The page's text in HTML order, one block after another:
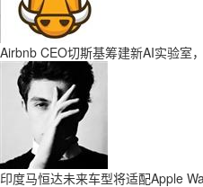
Airbnb CEO切斯基筹建新AI实验室
印度马恒达未来车型将适配Apple